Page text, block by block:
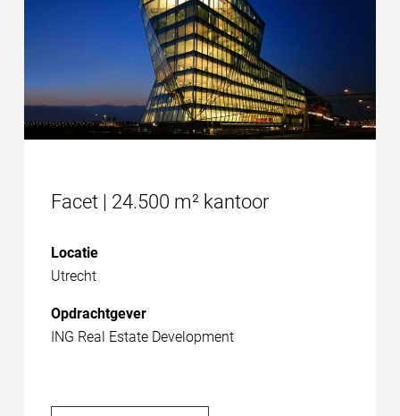
Facet | 24.500 m² kantoor
Locatie
Utrecht
Opdrachtgever
ING Real Estate Development